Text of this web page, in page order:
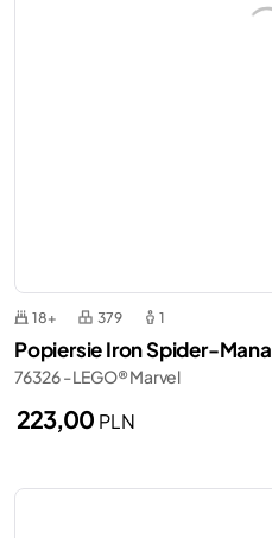
18+ 379 1
Popiersie Iron Spider-Mana
76326 - LEGO® Marvel
223,00 PLN